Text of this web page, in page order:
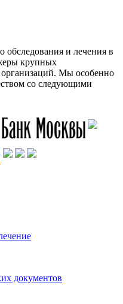
обследования и лечения в
крупных
организаций. Мы особенно
со следующими
документов